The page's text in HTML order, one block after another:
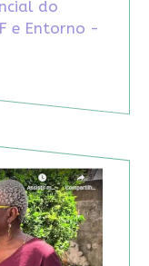
do
e Entorno -